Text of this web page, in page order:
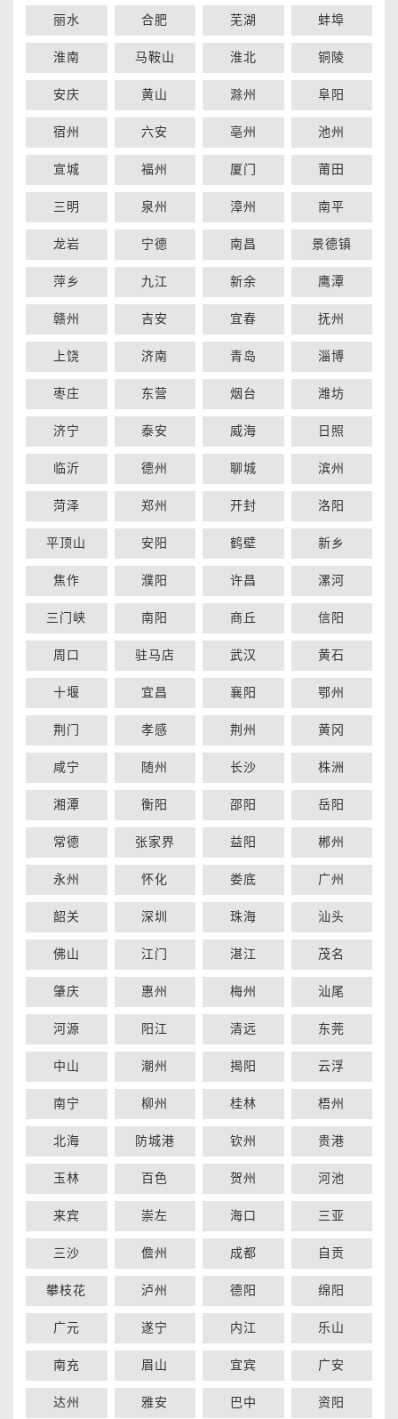
丽水 合肥 芜湖 蚌埠
淮南 马鞍山 淮北 铜陵
安庆 黄山 滁州 阜阳
宿州 六安 亳州 池州
宣城 福州 厦门 莆田
三明 泉州 漳州 南平
龙岩 宁德 南昌 景德镇
萍乡 九江 新余 鹰潭
赣州 吉安 宜春 抚州
上饶 济南 青岛 淄博
枣庄 东营 烟台 潍坊
济宁 泰安 威海 日照
临沂 德州 聊城 滨州
菏泽 郑州 开封 洛阳
平顶山 安阳 鹤壁 新乡
焦作 濮阳 许昌 漯河
三门峡 南阳 商丘 信阳
周口 驻马店 武汉 黄石
十堰 宜昌 襄阳 鄂州
荆门 孝感 荆州 黄冈
咸宁 随州 长沙 株洲
湘潭 衡阳 邵阳 岳阳
常德 张家界 益阳 郴州
永州 怀化 娄底 广州
韶关 深圳 珠海 汕头
佛山 江门 湛江 茂名
肇庆 惠州 梅州 汕尾
河源 阳江 清远 东莞
中山 潮州 揭阳 云浮
南宁 柳州 桂林 梧州
北海 防城港 钦州 贵港
玉林 百色 贺州 河池
来宾 崇左 海口 三亚
三沙 儋州 成都 自贡
攀枝花 泸州 德阳 绵阳
广元 遂宁 内江 乐山
南充 眉山 宜宾 广安
达州 雅安 巴中 资阳